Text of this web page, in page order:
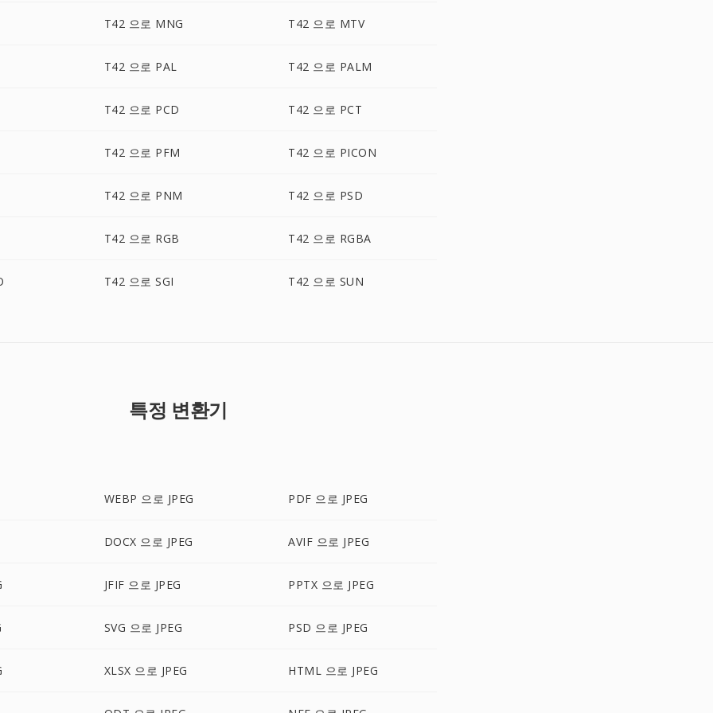
T42 으로 MNG T42 으로 MTV
T42 으로 PAL T42 으로 PALM
T42 으로 PCD T42 으로 PCT
T42 으로 PFM T42 으로 PICON
T42 으로 PNM T42 으로 PSD
T42 으로 RGB T42 으로 RGBA
T42 으로 SGI T42 으로 SUN
특정 변환기
WEBP 으로 JPEG PDF 으로 JPEG
DOCX 으로 JPEG AVIF 으로 JPEG
JFIF 으로 JPEG PPTX 으로 JPEG
SVG 으로 JPEG PSD 으로 JPEG
XLSX 으로 JPEG HTML 으로 JPEG